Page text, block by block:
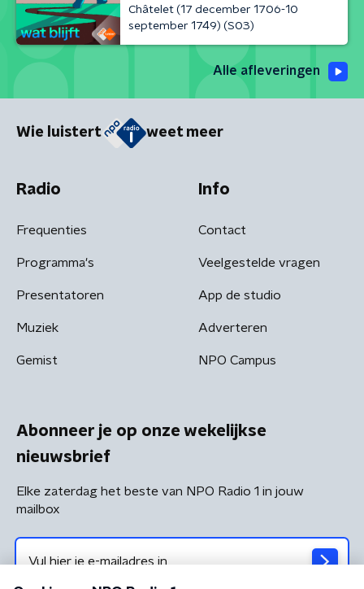
Châtelet (17 december 1706-10
september 1749) (S03)
Alle afleveringen
Wie luistert weet meer
Radio
Frequenties
Programma's
Presentatoren
Muziek
Gemist
Info
Contact
Veelgestelde vragen
App de studio
Adverteren
NPO Campus
Abonneer je op onze wekelijkse
nieuwsbrief
Elke zaterdag het beste van NPO Radio 1 in jouw
mailbox